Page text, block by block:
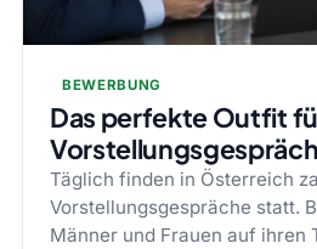
BEWERBUNG
Das perfekte Outfit
Vorstellungsgespräch
Täglich finden in Österreich
Vorstellungsgespräche statt.
Männer und Frauen auf ihren